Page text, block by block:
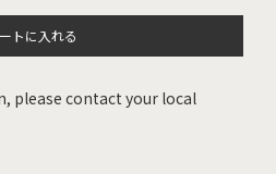
トに入れる
please contact your local